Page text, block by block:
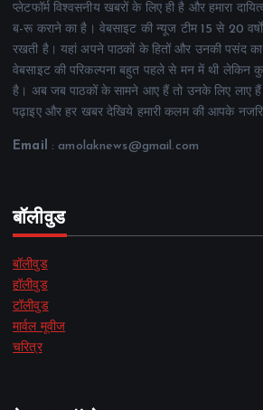
प्लेटफॉर्म विश्वसनीय खबरों के लिए ही है और हमारा
ब-रू कराने का है। वेबसाइट की न्यूज टीम 15 से 20
रखती है। यहां अपने पाठकों के हितों और उनकी पसंद का
वेबसाइट की परिकल्पना बहुत पहले से मन में थी लेकिन
है। अब जब पाठकों के सामने आए हैं तो उनके लिए लाए
पढ़ाइए और हर खबर देखिये हमारी कलम की आपके
Email : amolaknews@gmail.com
बॉलीवुड
बॉलीवुड
हॉलीवुड
टॉलीवुड
मार्वल मूवीज
चरित्र